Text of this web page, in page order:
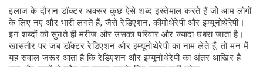
इलाज के दौरान डॉक्टर अक्सर कुछ ऐसे शब्द इस्तेमाल करते हैं जो आम लोगों
के लिए नए और भारी लगते हैं, जैसे रेडिएशन, कीमोथेरेपी और इम्यूनोथेरेपी।
इन शब्दों को सुनते ही मरीज और उसका परिवार और ज्यादा घबरा जाता है।
खासतौर पर जब डॉक्टर रेडिएशन और इम्यूनोथेरेपी का नाम लेते हैं, तो मन में
यह सवाल जरूर आता है कि रेडिएशन और इम्यूनोथेरेपी का अंतर आखिर है